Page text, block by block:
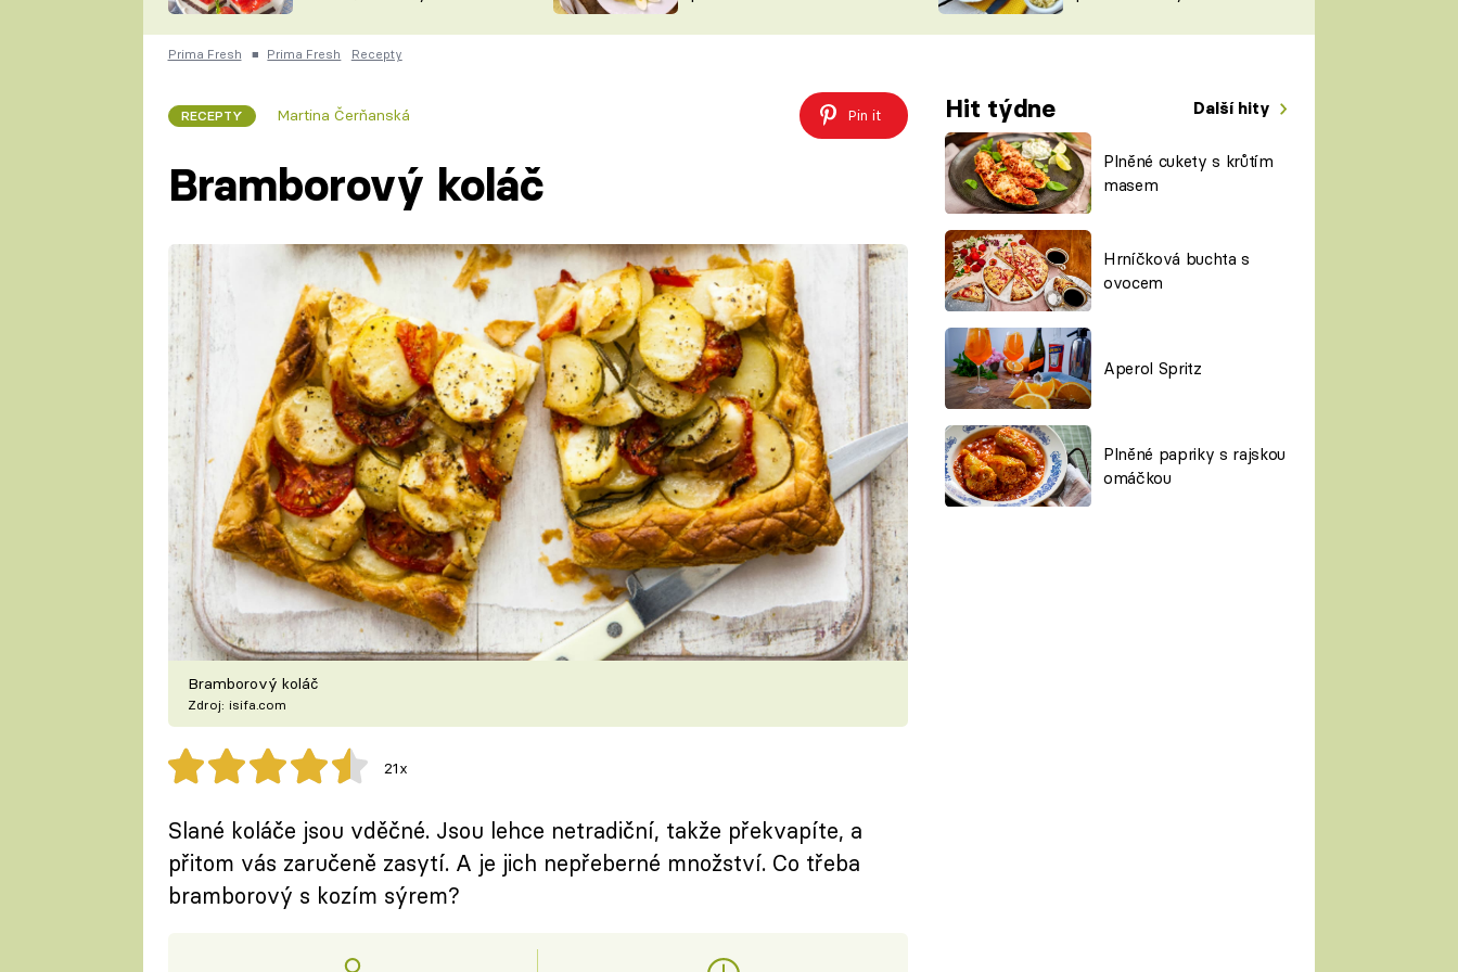
ČESKO NA TALÍŘI
KUCHAŘKA
VYCHYTÁVKY
ŠÉFREDAKTORKY
ČASOPIS
Prima Fresh ■ Prima Fresh Recepty
RECEPTY Martina Čerňanská Pin it Hit týdne Další hity
Plněné cukety s krůtím
masem
Hrníčková buchta s
ovocem
Aperol Spritz
Plněné papriky s rajskou
omáčkou
Bramborový koláč
Bramborový koláč
Zdroj: isifa.com
21x
Slané koláče jsou vděčné. Jsou lehce netradiční, takže překvapíte, a
přitom vás zaručeně zasytí. A je jich nepřeberné množství. Co třeba
bramborový s kozím sýrem?